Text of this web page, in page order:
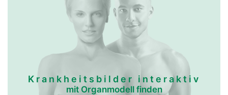
Krankheitsbilder interaktiv
mit Organmodell finden